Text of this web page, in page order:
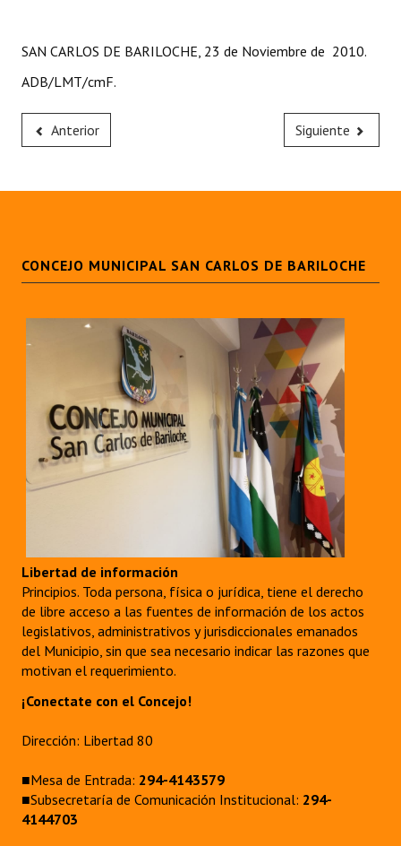
SAN CARLOS DE BARILOCHE, 23 de Noviembre de 2010.
ADB/LMT/cmF.
Anterior Siguiente
CONCEJO MUNICIPAL SAN CARLOS DE BARILOCHE
Libertad de información
Principios. Toda persona, física o jurídica, tiene el derecho
de libre acceso a las fuentes de información de los actos
legislativos, administrativos y jurisdiccionales emanados
del Municipio, sin que sea necesario indicar las razones que
motivan el requerimiento.
¡Conectate con el Concejo!
Dirección: Libertad 80
■Mesa de Entrada: 294-4143579
■Subsecretaría de Comunicación Institucional: 294-
4144703